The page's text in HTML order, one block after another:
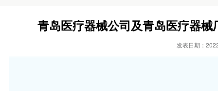
青岛医疗器械公司及青岛医疗器
发表日期：